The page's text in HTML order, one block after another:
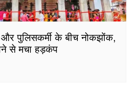
और पुलिसकर्मी के बीच नोकझोंक,
से मचा हड़कंप